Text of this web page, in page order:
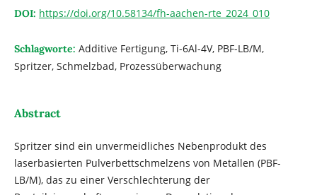
DOI: https://doi.org/10.58134/fh-aachen-rte_2024_010
Schlagworte: Additive Fertigung, Ti-6Al-4V, PBF-LB/M,
Spritzer, Schmelzbad, Prozessüberwachung
Abstract
Spritzer sind ein unvermeidliches Nebenprodukt des
laserbasierten Pulverbettschmelzens von Metallen (PBF-
LB/M), das zu einer Verschlechterung der